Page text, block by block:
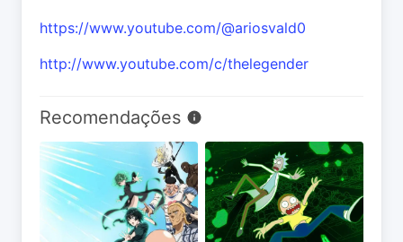
https://www.youtube.com/@ariosvald0
http://www.youtube.com/c/thelegender
Recomendações